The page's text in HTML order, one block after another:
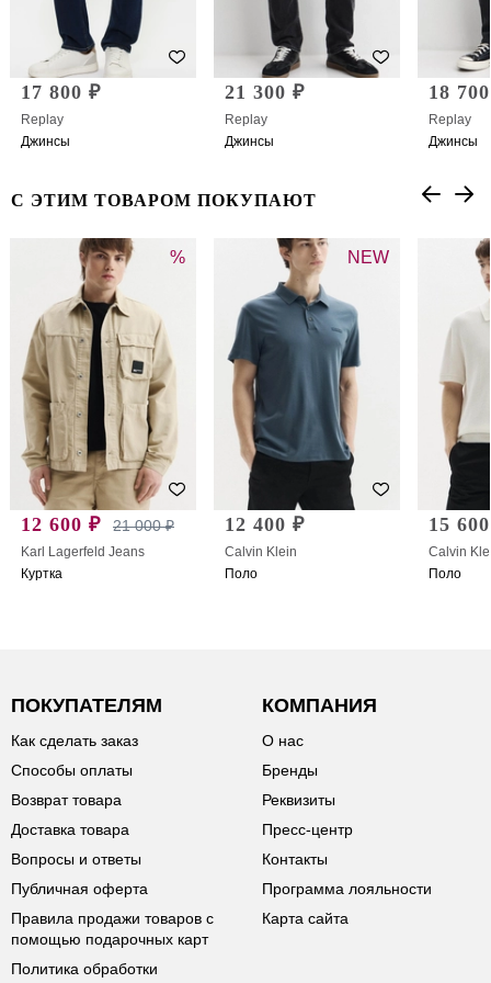
17 800 ₽
Replay
Джинсы
21 300 ₽
Replay
Джинсы
18
Replay
Джинсы
С ЭТИМ ТОВАРОМ ПОКУПАЮТ
%
12 600 ₽ 21 000 ₽
Karl Lagerfeld Jeans
Куртка
NEW
12 400 ₽
Calvin Klein
Поло
15
Calvin
Поло
ПОКУПАТЕЛЯМ
Как сделать заказ
Способы оплаты
Возврат товара
Доставка товара
Вопросы и ответы
Публичная оферта
Правила продажи товаров с
помощью подарочных карт
Политика обработки
КОМПАНИЯ
О нас
Бренды
Реквизиты
Пресс-центр
Контакты
Программа лояльности
Карта сайта